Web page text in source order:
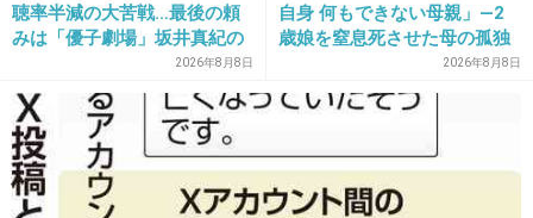
ヤンキー映画にもBIGBANGのメンバー出るんで
しょ？笑
ズブズブじゃん。
聴率半減の大苦戦…最後の頼
みは「優子劇場」坂井真紀の
“猟奇的演技” が救いの神にな
るか
2026年8月8日
自身 何もできない母親」―2
歳娘を窒息死させた母の孤独
「娘は『ママどうして』と」
限界の年子ワンオペ育児 法
廷での懺悔と声なきSOS
2026年8月8日